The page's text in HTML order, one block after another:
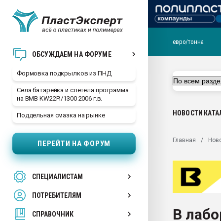
ОБСУЖДАЕМ НА ФОРУМЕ
Формовка подкрылков из ПНД
Села батарейка и слетела программа
на BMB KW22PI/1300 2006 г.в.
Поддельная смазка на рынке
ПЕРЕЙТИ НА ФОРУМ
СПЕЦИАЛИСТАМ
ПОТРЕБИТЕЛЯМ
СПРАВОЧНИК
29.07.2026 ФРП помог
Вакуум-формовочные
28.07.2026
первый план в
пластмасс
ситуацией на
евро/тонна
НОВОСТИ
Главная
В